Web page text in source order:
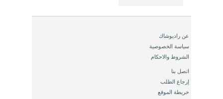
عن راديوشاك
سياسة الخصوصية
الشروط والاحكام
اتصل بنا
إرجاع الطلب
خريطة الموقع